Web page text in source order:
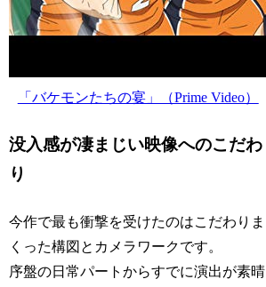
「バケモンたちの宴」（Prime Video）
没入感が凄まじい映像へのこだわ
り
今作で最も衝撃を受けたのはこだわりま
くった構図とカメラワークです。
序盤の日常パートからすでに演出が素晴